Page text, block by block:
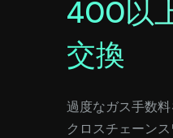
400以
交換
過度なガス手数
クロスチェーン